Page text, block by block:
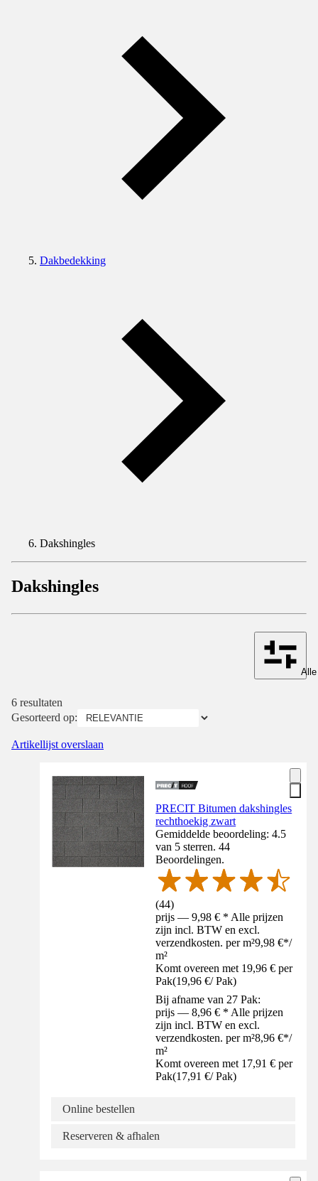
Dakbedekking
Dakshingles
Dakshingles
6 resultaten
Gesorteerd op:
Artikellijst overslaan
PRECIT Bitumen dakshingles
rechthoekig zwart
Gemiddelde beoordeling: 4.5
van 5 sterren. 44
Beoordelingen.
(44)
prijs — 9,98 € * Alle prijzen
zijn incl. BTW en excl.
verzendkosten. per m²9,98 €*/
m²
Komt overeen met 19,96 € per
Pak(19,96 €/ Pak)
Bij afname van 27 Pak:
prijs — 8,96 € * Alle prijzen
zijn incl. BTW en excl.
verzendkosten. per m²8,96 €*/
m²
Komt overeen met 17,91 € per
Pak(17,91 €/ Pak)
Online bestellen
Reserveren & afhalen